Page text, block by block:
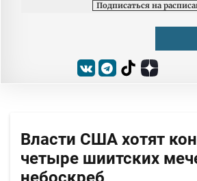
Подписаться на
Власти США хотят
четыре шиитских